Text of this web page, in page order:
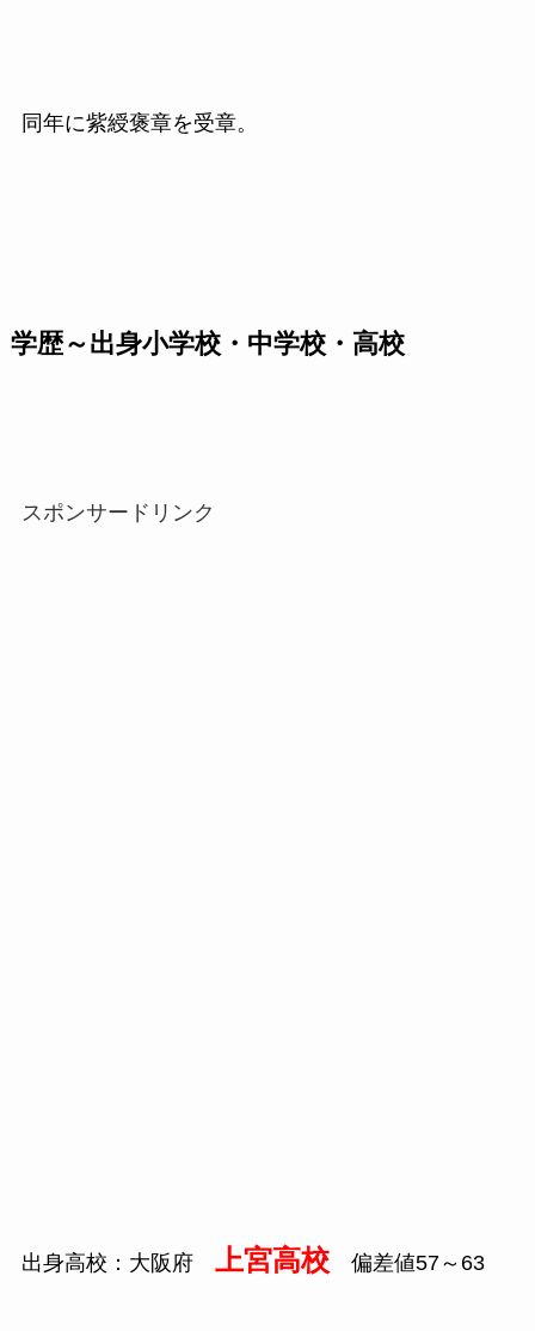
同年に紫綬褒章を受章。
学歴～出身小学校・中学校・高校
スポンサードリンク
出身高校：大阪府 上宮高校偏差値57～ 63